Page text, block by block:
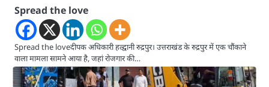
Spread the love
Spread the loveदीपक अधिकारी हल्द्वानी रुद्रपुर। उत्तराखंड के रुद्रपुर में एक चौंकाने
वाला मामला सामने आया है, जहां रोजगार की…